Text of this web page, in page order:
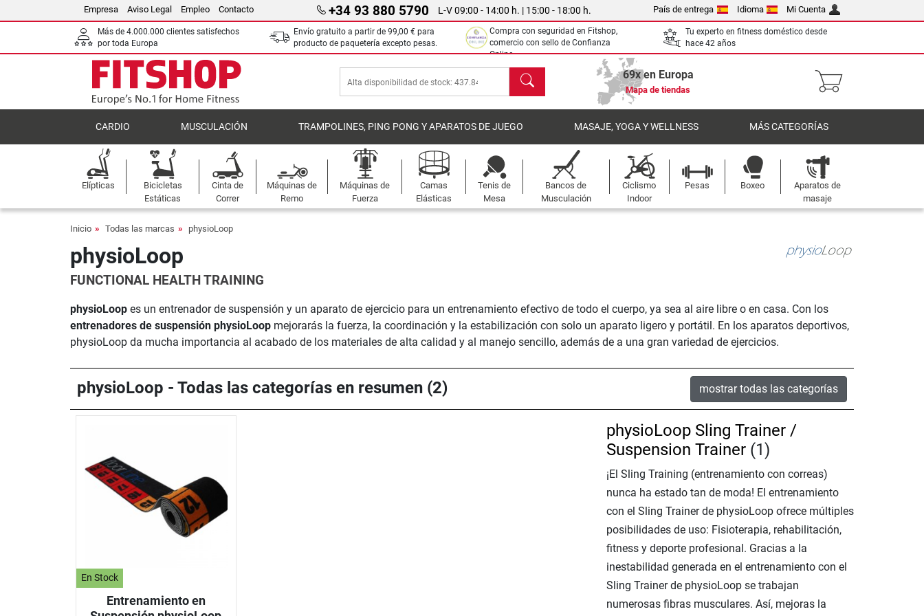
Empresa Aviso Legal Empleo Contacto +34 93 880 5790 L-V 09:00 - 14:00 h. | 15:00 - 18:00 h. País de entrega Idioma Mi Cuenta
Más de 4.000.000 clientes satisfechos
por toda Europa
Envío gratuito a partir de 99,00 € para
producto de paquetería excepto pesas.
Compra con seguridad en Fitshop,
comercio con sello de Confianza
Online.
Tu experto en fitness doméstico desde
hace 42 años
Buscar 69x en Europa
Mapa de tiendas
CARDIO MUSCULACIÓN TRAMPOLINES, PING PONG Y APARATOS DE JUEGO MASAJE, YOGA Y WELLNESS MÁS CATEGORÍAS
Elípticas
Bicicletas
Estáticas
Cinta de
Correr
Máquinas de
Remo
Máquinas de
Fuerza
Camas
Elásticas
Tenis de
Mesa
Bancos de
Musculación
Ciclismo
Indoor
Pesas Boxeo
Aparatos de
masaje
Inicio Todas las marcas physioLoop
physioLoop
FUNCTIONAL HEALTH TRAINING
physioLoop es un entrenador de suspensión y un aparato de ejercicio para un entrenamiento efectivo de todo el cuerpo, ya sea al aire libre o en casa. Con los
entrenadores de suspensión physioLoop mejorarás la fuerza, la coordinación y la estabilización con solo un aparato ligero y portátil. En los aparatos deportivos,
physioLoop da mucha importancia al acabado de los materiales de alta calidad y al manejo sencillo, además de a una gran variedad de ejercicios.
physioLoop - Todas las categorías en resumen (2) mostrar todas las categorías
En Stock
Entrenamiento en
physioLoop Sling Trainer /
Suspension Trainer (1)
¡El Sling Training (entrenamiento con correas)
nunca ha estado tan de moda! El entrenamiento
con el Sling Trainer de physioLoop ofrece múltiples
posibilidades de uso: Fisioterapia, rehabilitación,
fitness y deporte profesional. Gracias a la
inestabilidad generada en el entrenamiento con el
Sling Trainer de physioLoop se trabajan
numerosas fibras musculares. Así, mejoras la